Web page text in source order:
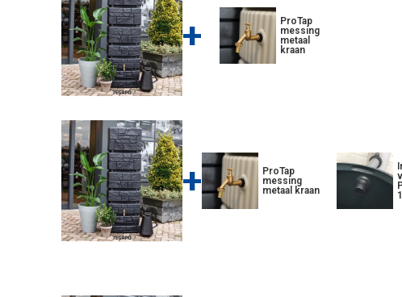
+
ProTap
messing
metaal
kraan
+
ProTap
messing
metaal kraan